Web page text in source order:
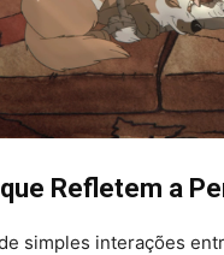
Refletem a
simples interações